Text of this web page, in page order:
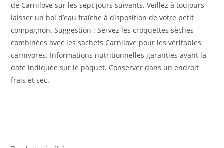
de Carnilove sur les sept jours suivants. Veillez à toujours
laisser un bol d’eau fraîche à disposition de votre petit
compagnon. Suggestion : Servez les croquettes sèches
combinées avec les sachets Carnilove pour les véritables
carnivores. Informations nutritionnelles garanties avant la
date indiquée sur le paquet. Conserver dans un endroit
frais et sec.